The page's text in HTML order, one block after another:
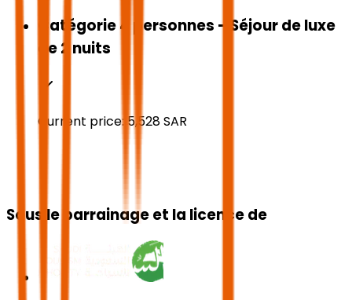
Catégorie 4 personnes – Séjour de luxe
de 2 nuits
Current price: 5,528SAR
Sous le parrainage et la licence de